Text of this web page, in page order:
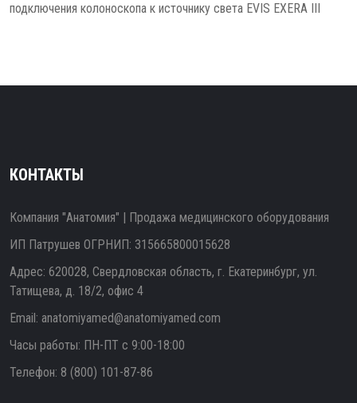
подключения колоноскопа к источнику света EVIS EXERA III
КОНТАКТЫ
Компания "Анатомия" | Продажа медицинского оборудования
ИП Патрушев ОГРНИП: 315665800015628
Адрес: 620028, Свердловская область, г. Екатеринбург, ул.
Татищева, д. 18/2, офис 4
Email: anatomiyamed@anatomiyamed.com
Часы работы: ПН-ПТ с 9:00-18:00
Телефон: 8 (800) 101-87-86